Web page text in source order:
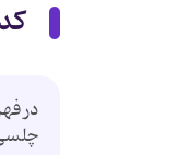
در